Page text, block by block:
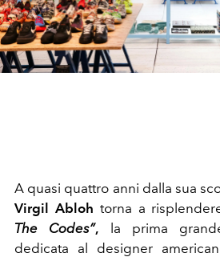
A quasi quattro anni dalla sua
Virgil Abloh torna a
The Codes”, la prima
dedicata al designer